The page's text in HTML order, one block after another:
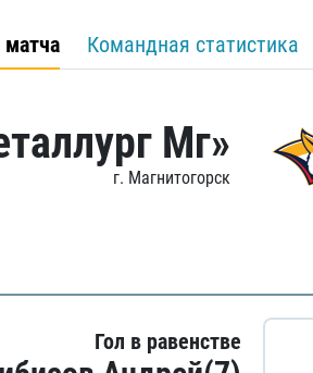
матча Командная статистика
Мг»
г. Магнитогорск
Гол в равенстве